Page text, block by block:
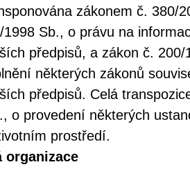
zákonem č. 380/
1998 Sb., o právu na
předpisů, a zákon č.
některých zákonů
předpisů. Celá
o provedení některých
prostředí.
organizace